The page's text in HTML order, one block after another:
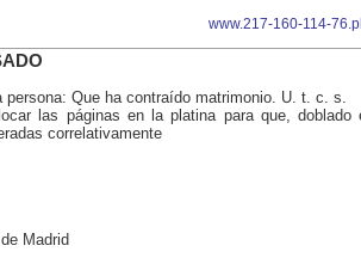
www.217-160-114-
persona: Que ha contraído matrimonio. U. t. c. s.
las páginas en la platina para que, doblado
correlativamente
Madrid